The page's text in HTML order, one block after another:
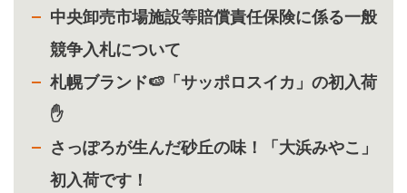
中央卸売市場施設等賠償責任保険に係る一般
競争入札について
札幌ブランド🍉「サッポロスイカ」の初入荷
✋
さっぽろが生んだ砂丘の味！「大浜みやこ」
初入荷です！